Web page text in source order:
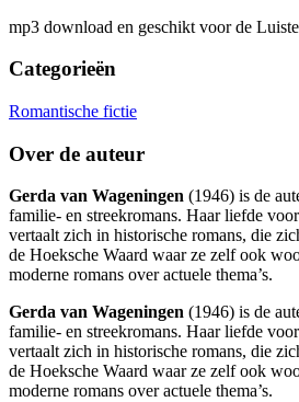
mp3 download en geschikt voor de
Categorieën
Romantische fictie
Over de auteur
Gerda van Wageningen (1946) is de
familie- en streekromans. Haar liefde
vertaalt zich in historische romans, die
de Hoeksche Waard waar ze zelf ook
moderne romans over actuele thema’s.
Gerda van Wageningen (1946) is de
familie- en streekromans. Haar liefde
vertaalt zich in historische romans, die
de Hoeksche Waard waar ze zelf ook
moderne romans over actuele thema’s.